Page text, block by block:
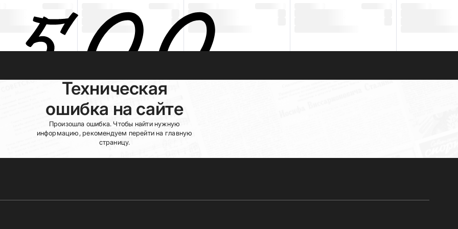
Техническая
ошибка на сайте
Произошла ошибка. Чтобы найти нужную
информацию, рекомендуем перейти на главную
страницу.